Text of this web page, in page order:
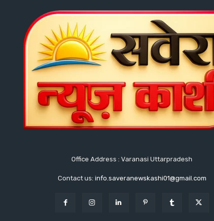
Office Address : Varanasi Uttarpradesh
Contact us: info.saveranewskashi01@gmail.com